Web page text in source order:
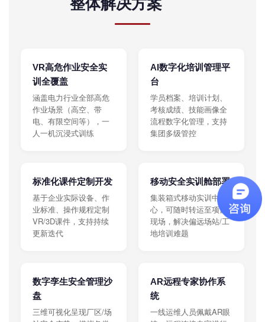
VR高危作业安全实
训全覆盖
涵盖电力行业全部高危
作业场景（高空、带
电、有限空间等），一
人一机沉浸式训练
AI数字化培训管理平
台
学员档案、培训计划、
考核成绩、技能画像全
流程数字化管理，支持
集团多级管控
标准化课件定制开发
基于企业实际设备、作
业标准、操作规程定制
VR/3D课件，支持持续
更新迭代
移动安全实训舱部署
集装箱式移动实训中
心，可随时转运至项目
现场，解决偏远场站/工
地培训难题
数字孪生安全管理沙
盘
三维可视化呈现厂区/场
AR远程专家协作系
统
一线运维人员佩戴AR眼